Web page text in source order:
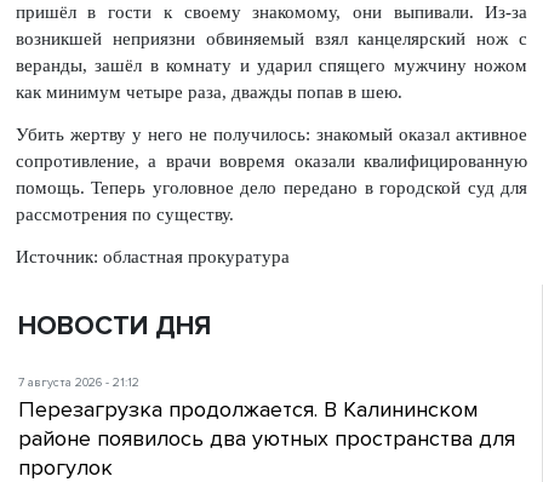
пришёл в гости к своему знакомому, они выпивали. Из-за
возникшей неприязни обвиняемый взял канцелярский нож с
веранды, зашёл в комнату и ударил спящего мужчину ножом
как минимум четыре раза, дважды попав в шею.
Убить жертву у него не получилось: знакомый оказал активное
сопротивление, а врачи вовремя оказали квалифицированную
помощь. Теперь уголовное дело передано в городской суд для
рассмотрения по существу.
Источник: областная прокуратура
НОВОСТИ ДНЯ
7 августа 2026 - 21:12
Перезагрузка продолжается. В Калининском
районе появилось два уютных пространства для
прогулок